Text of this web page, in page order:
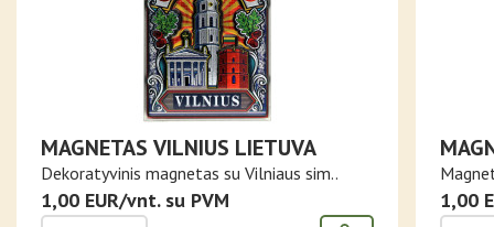
MAGNETAS VILNIUS LIETUVA
Dekoratyvinis magnetas su Vilniaus sim..
1,00 EUR/vnt. su PVM 1,00